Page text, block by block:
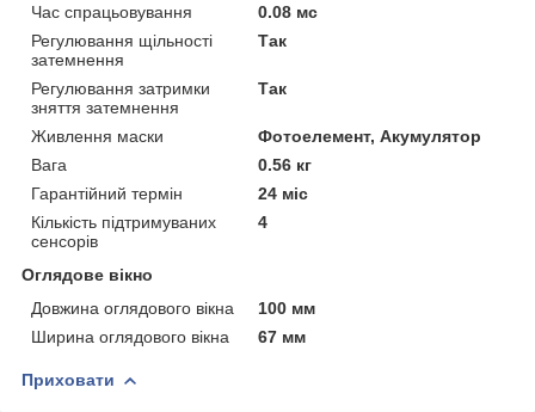
Час спрацьовування
0.08 мс
Регулювання щільності
затемнення
Так
Регулювання затримки
зняття затемнення
Так
Живлення маски
Фотоелемент, Акумулятор
Вага
0.56 кг
Гарантійний термін
24 міс
Кількість підтримуваних
сенсорів
4
Оглядове вікно
Довжина оглядового вікна
100 мм
Ширина оглядового вікна
67 мм
Приховати